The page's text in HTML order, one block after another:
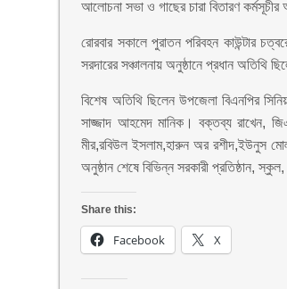
আলোচনা সভা ও গাছের চারা বিতারণ
রোরবার সকালে পুরাতন পরিবহন কাউন্টার
সরদারের সঞ্চালনায় অনুষ্ঠানে প্রধান অতিথি
বিশেষ অতিথি ছিলেন উপজেলা বিএনপির
সাজ্জাদ আহমেদ মানিক। বক্তব্য রাখেন,
মীর,রবিউল ইসলাম,হারুন অর রশীদ,ইউনুস
অনুষ্ঠান শেষে বিভিন্ন সরকারী প্রতিষ্ঠান,
Share this:
Facebook X